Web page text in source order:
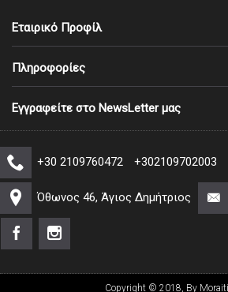
Εταιρικό Προφίλ
Πληροφορίες
Εγγραφείτε στο NewsLetter μας
+30 2109760472 +302109702003
Όθωνος 46, Άγιος Δημήτριος
Copyright © 2018, By